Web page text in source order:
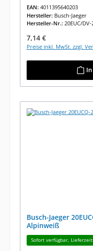
EAN: 4011395640203
Hersteller: Busch-Jaeger
Hersteller-Nr.: 20EUC/DV-
Regulärer Preis:
7,14 €
Preise inkl. MwSt. zzgl.
Busch-Jaeger
Alpinweiß
Sofort verfügbar,